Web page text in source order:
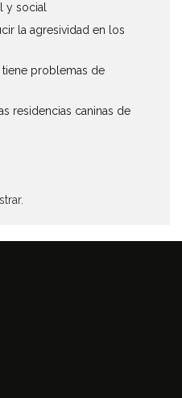
y social
la agresividad en los
problemas de
residencias caninas de